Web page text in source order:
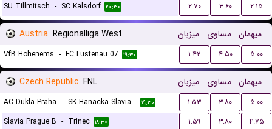
SU Tillmitsch - SC Kalsdorf ۲۰:۳۰ ۲.۷۰ ۳.۶۰ ۲.۱۵
Austria Regionalliga West میزبان مساوی میهمان
VfB Hohenems - FC Lustenau 07 ۱۹:۳۰ ۱.۴۲ ۴.۵۰ ۵.۰۰
Czech Republic FNL میزبان مساوی میهمان
AC Dukla Praha - SK Hanacka Slavia Kromeriz ۱۹:۳۰ ۱.۵۳ ۳.۸۰
۵.۰۰
Slavia Prague B - Trinec ۱۸:۳۰ ۱.۵۹ ۳.۸۰
۴.۷۵